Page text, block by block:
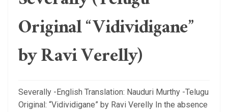
Original “Vidividigane”
by Ravi Verelly)
Severally -English Translation: Nauduri Murthy -Telugu
Original: “Vidividigane” by Ravi Verelly In the absence